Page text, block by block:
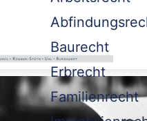
Baurecht
Erbrecht
Familienrecht